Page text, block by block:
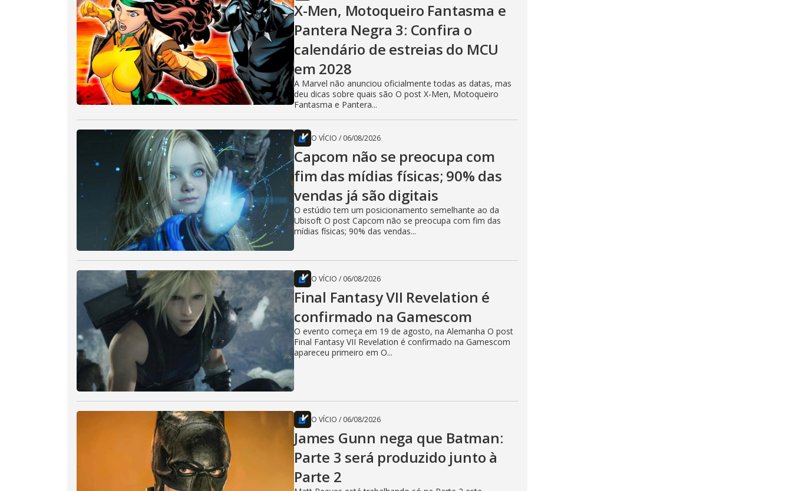
X-Men, Motoqueiro Fantasma e
Pantera Negra 3: Confira o
calendário de estreias do MCU
em 2028
A Marvel não anunciou oficialmente todas as datas, mas
deu dicas sobre quais são O post X-Men, Motoqueiro
Fantasma e Pantera...
O VÍCIO / 06/08/2026
Capcom não se preocupa com
fim das mídias físicas; 90% das
vendas já são digitais
O estúdio tem um posicionamento semelhante ao da
Ubisoft O post Capcom não se preocupa com fim das
mídias físicas; 90% das vendas...
O VÍCIO / 06/08/2026
Final Fantasy VII Revelation é
confirmado na Gamescom
O evento começa em 19 de agosto, na Alemanha O post
Final Fantasy VII Revelation é confirmado na Gamescom
apareceu primeiro em O...
O VÍCIO / 06/08/2026
James Gunn nega que Batman:
Parte 3 será produzido junto à
Parte 2